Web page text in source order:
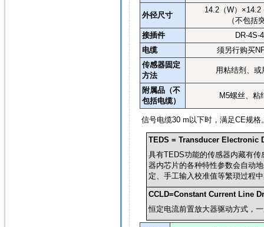
外径尺寸
14.2（W） ×14.2
（不包括
接插件
DR-4S-4
电缆
须另行购买
传感器固定
方法
用粘结剂、或
附属品（不
包括电缆）
M5螺丝、粘
信号电缆30 m 以下时，满足CE规格
TEDS = Transducer Electronic
具有TEDS功能的传感器内藏有
器内芯片的各种特性参数会自动
定、手工输入校准值等繁琐过程
CCLD=Constant Current Line
恒定电流前置放大器驱动方式，